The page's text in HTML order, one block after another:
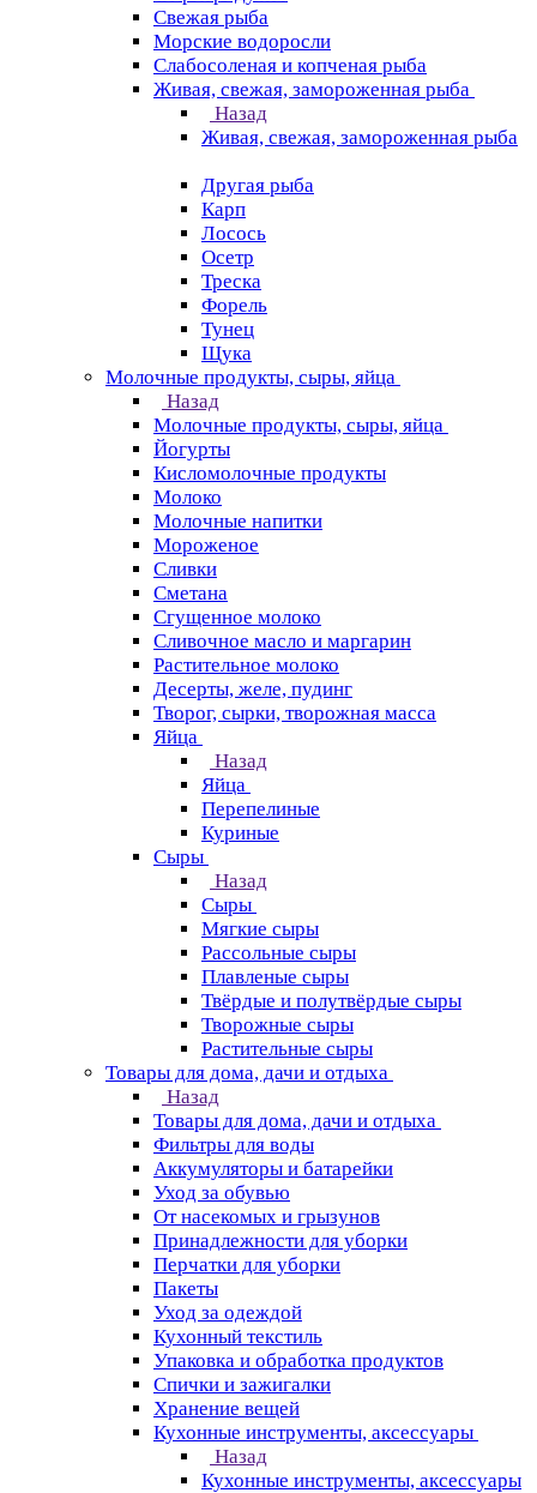
Свежая рыба
Морские водоросли
Слабосоленая и копченая рыба
Живая, свежая, замороженная рыба
Назад
Живая, свежая, замороженная рыба
Другая рыба
Карп
Лосось
Осетр
Треска
Форель
Тунец
Щука
Молочные продукты, сыры, яйца
Назад
Молочные продукты, сыры, яйца
Йогурты
Кисломолочные продукты
Молоко
Молочные напитки
Мороженое
Сливки
Сметана
Сгущенное молоко
Сливочное масло и маргарин
Растительное молоко
Десерты, желе, пудинг
Творог, сырки, творожная масса
Яйца
Назад
Яйца
Перепелиные
Куриные
Сыры
Назад
Сыры
Мягкие сыры
Рассольные сыры
Плавленые сыры
Твёрдые и полутвёрдые сыры
Творожные сыры
Растительные сыры
Товары для дома, дачи и отдыха
Назад
Товары для дома, дачи и отдыха
Фильтры для воды
Аккумуляторы и батарейки
Уход за обувью
От насекомых и грызунов
Принадлежности для уборки
Перчатки для уборки
Пакеты
Уход за одеждой
Кухонный текстиль
Упаковка и обработка продуктов
Спички и зажигалки
Хранение вещей
Кухонные инструменты, аксессуары
Назад
Кухонные инструменты, аксессуары